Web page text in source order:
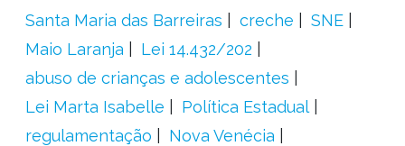
Santa Maria das Barreiras
creche
SNE
Maio Laranja
Lei 14.432/202
abuso de crianças e adolescentes
Lei Marta Isabelle
Política Estadual
regulamentação
Nova Venécia